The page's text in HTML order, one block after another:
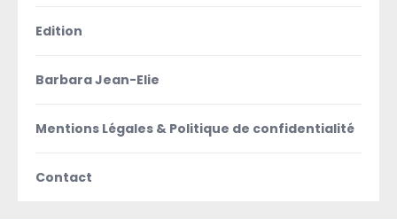
Edition
Barbara Jean-Elie
Mentions Légales & Politique de confidentialité
Contact